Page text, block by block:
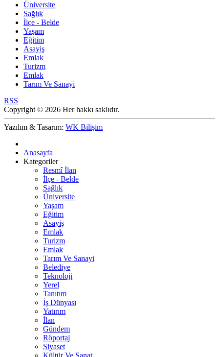
Üniversite
Sağlık
İlçe - Belde
Yaşam
Eğitim
Asayiş
Emlak
Turizm
Emlak
Tarım Ve Sanayi
RSS
Copyright © 2026 Her hakkı saklıdır.
Yazılım & Tasarım: WK Bilişim
Anasayfa
Kategoriler
Resmî İlan
İlçe - Belde
Sağlık
Üniversite
Yaşam
Eğitim
Asayiş
Emlak
Turizm
Emlak
Tarım Ve Sanayi
Belediye
Teknoloji
Yerel
Tanıtım
İş Dünyası
Yatırım
İlan
Gündem
Röportaj
Siyaset